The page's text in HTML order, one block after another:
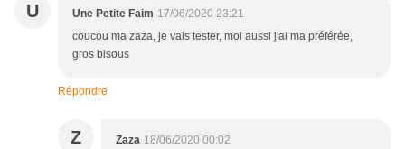
U Une Petite Faim 17/06/2020 23:21
coucou ma zaza, je vais tester, moi aussi j'ai ma préférée,
gros bisous
Répondre
Z Zaza 18/06/2020 00:02